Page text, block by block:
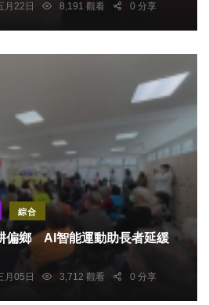
月22日 8,191 觀看 0 分享
綜合
偏鄉 AI智能運動助長者延緩
月05日 3,712 觀看 0 分享